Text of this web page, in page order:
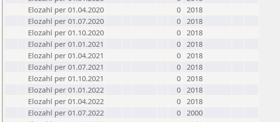
Elozahl per 01.04.2020
0 2018
Elozahl per 01.07.2020
0 2018
Elozahl per 01.10.2020
0 2018
Elozahl per 01.01.2021
0 2018
Elozahl per 01.04.2021
0 2018
Elozahl per 01.07.2021
0 2018
Elozahl per 01.10.2021
0 2018
Elozahl per 01.01.2022
0 2018
Elozahl per 01.04.2022
0 2018
Elozahl per 01.07.2022
0 2000